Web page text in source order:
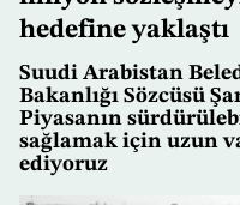
hedefine yaklaştı
Suudi Arabistan
Bakanlığı Sözcüsü
Piyasanın
sağlamak için uzun
ediyoruz